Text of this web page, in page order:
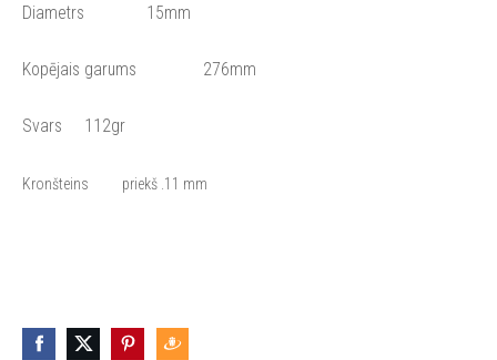
Diametrs 15mm
Kopējais garums 276mm
Svars 112gr
Kronšteins priekš .11 mm